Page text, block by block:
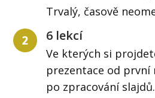
Trvalý, časově
2 6 lekcí
Ve kterých si
prezentace od první
po zpracování slajdů.